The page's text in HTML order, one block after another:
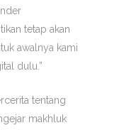
tetap akan
awalnya kami
dulu.”
tentang
makhluk